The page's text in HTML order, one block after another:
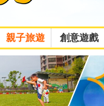
親子旅遊 創意遊戲